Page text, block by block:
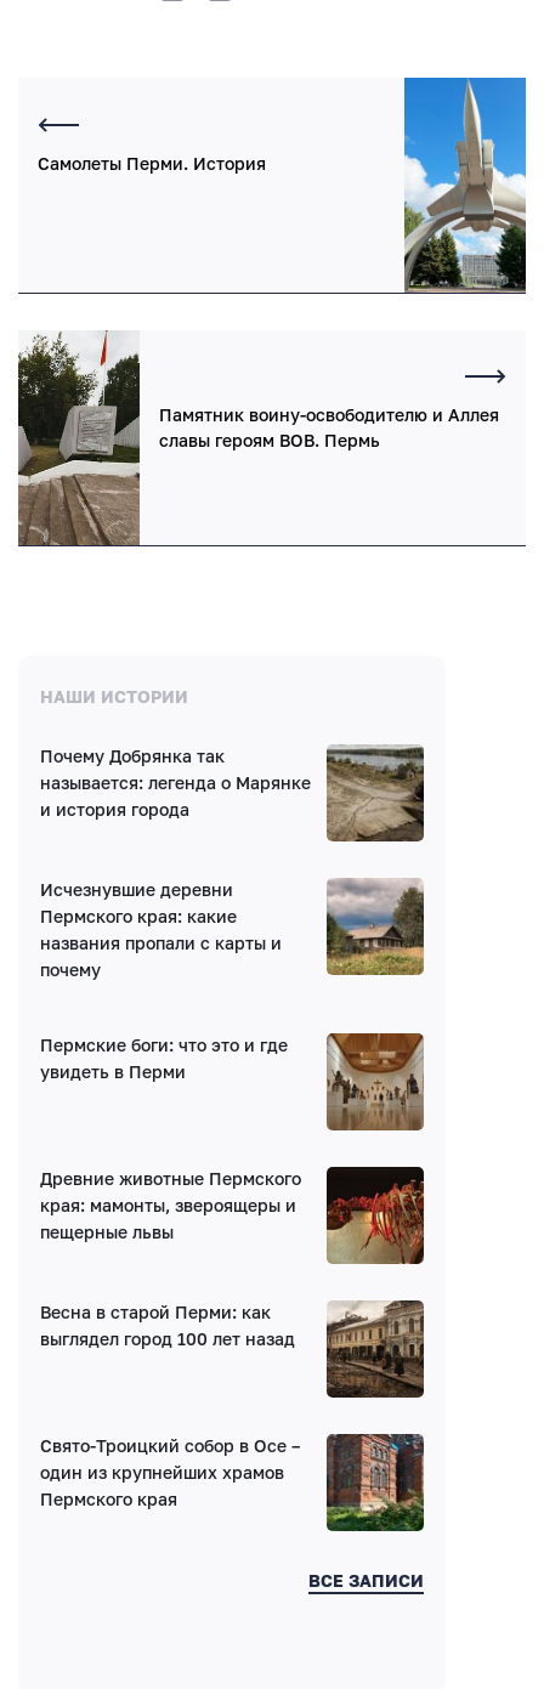
Самолеты Перми. История
Памятник воину-освободителю и Аллея
славы героям ВОВ. Пермь
НАШИ ИСТОРИИ
Почему Добрянка так
называется: легенда о Марянке
и история города
Исчезнувшие деревни
Пермского края: какие
названия пропали с карты и
почему
Пермские боги: что это и где
увидеть в Перми
Древние животные Пермского
края: мамонты, звероящеры и
пещерные львы
Весна в старой Перми: как
выглядел город 100 лет назад
Свято-Троицкий собор в Осе –
один из крупнейших храмов
Пермского края
ВСЕ ЗАПИСИ